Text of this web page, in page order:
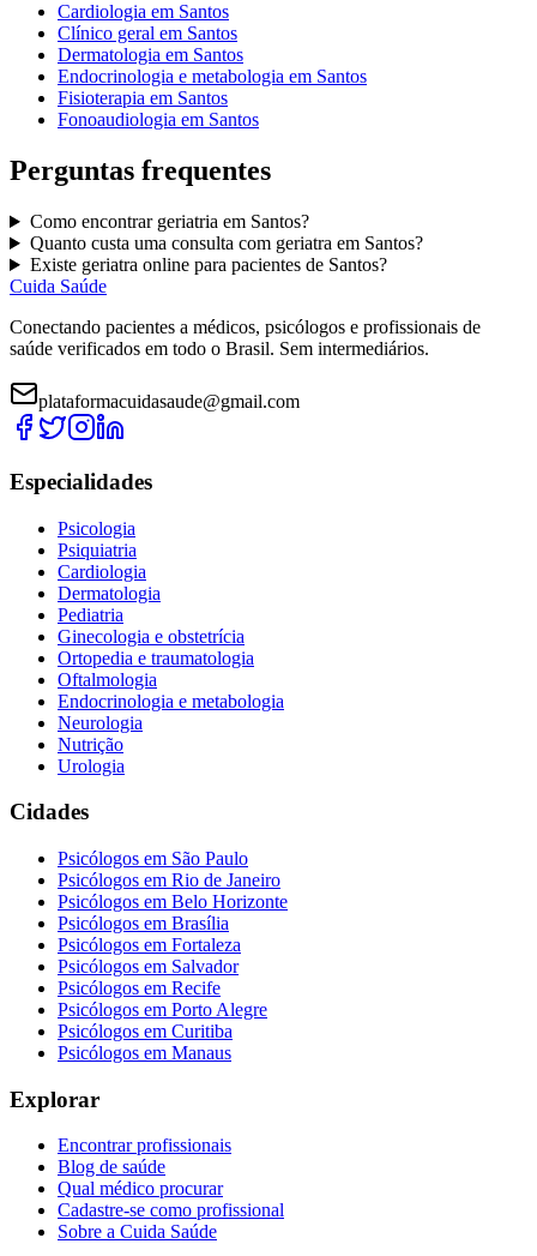
Cardiologia em Santos
Clínico geral em Santos
Dermatologia em Santos
Endocrinologia e metabologia em Santos
Fisioterapia em Santos
Fonoaudiologia em Santos
Perguntas frequentes
Como encontrar geriatria em Santos?
Quanto custa uma consulta com geriatra em Santos?
Existe geriatra online para pacientes de Santos?
Cuida Saúde
Conectando pacientes a médicos, psicólogos e profissionais de
saúde verificados em todo o Brasil. Sem intermediários.
plataformacuidasaude@gmail.com
Especialidades
Psicologia
Psiquiatria
Cardiologia
Dermatologia
Pediatria
Ginecologia e obstetrícia
Ortopedia e traumatologia
Oftalmologia
Endocrinologia e metabologia
Neurologia
Nutrição
Urologia
Cidades
Psicólogos em São Paulo
Psicólogos em Rio de Janeiro
Psicólogos em Belo Horizonte
Psicólogos em Brasília
Psicólogos em Fortaleza
Psicólogos em Salvador
Psicólogos em Recife
Psicólogos em Porto Alegre
Psicólogos em Curitiba
Psicólogos em Manaus
Explorar
Encontrar profissionais
Blog de saúde
Qual médico procurar
Cadastre-se como profissional
Sobre a Cuida Saúde